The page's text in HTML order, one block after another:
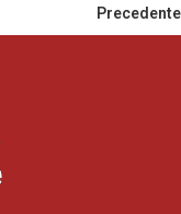
Precedente